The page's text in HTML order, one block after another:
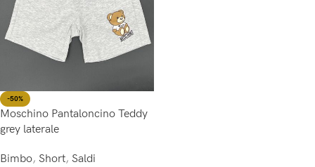
-50%
Moschino Pantaloncino Teddy
grey laterale
Bimbo, Short, Saldi